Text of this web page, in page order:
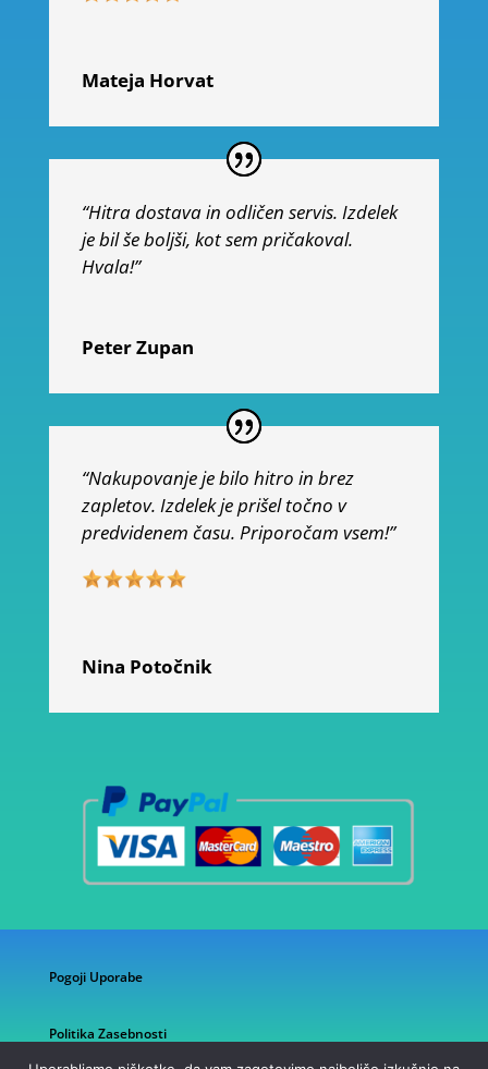
Mateja Horvat
“Hitra dostava in odličen servis. Izdelek
je bil še boljši, kot sem pričakoval.
Hvala!”
Peter Zupan
“Nakupovanje je bilo hitro in brez
zapletov. Izdelek je prišel točno v
predvidenem času. Priporočam vsem!”
Nina Potočnik
Pogoji Uporabe
Politika Zasebnosti